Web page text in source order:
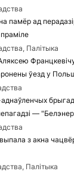
памёр ад
Палітыка
ўезд у
брыгад
—
з акна
Палітыка